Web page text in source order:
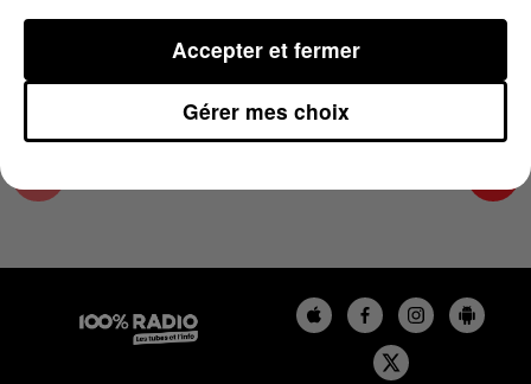
Podcasts infos de l'Ariège
Gérer mes choix
Accepter et fermer